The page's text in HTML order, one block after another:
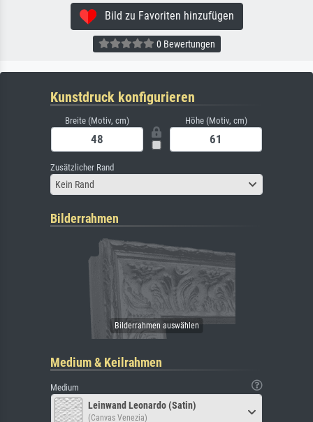
Bild zu Favoriten hinzufügen
0 Bewertungen
Kunstdruck konfigurieren
Breite (Motiv, cm) Höhe (Motiv, cm)
Zusätzlicher Rand
Kein Rand
Bilderrahmen
Medium & Keilrahmen
Medium
Leinwand Leonardo (Satin)
(Canvas Venezia)